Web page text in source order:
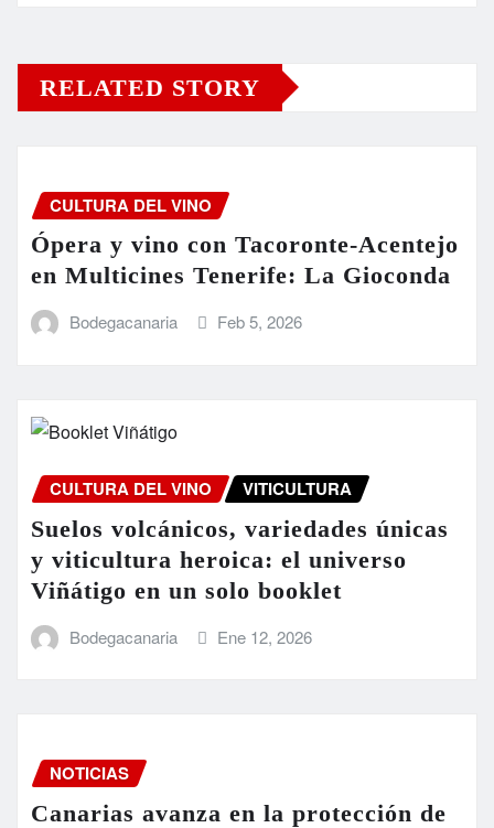
RELATED STORY
CULTURA DEL VINO
Ópera y vino con Tacoronte-Acentejo
en Multicines Tenerife: La Gioconda
Bodegacanaria Feb 5, 2026
CULTURA DEL VINO VITICULTURA
Suelos volcánicos, variedades únicas
y viticultura heroica: el universo
Viñátigo en un solo booklet
Bodegacanaria Ene 12, 2026
NOTICIAS
Canarias avanza en la protección de